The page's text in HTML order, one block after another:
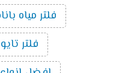
فلتر مياه
فلتر